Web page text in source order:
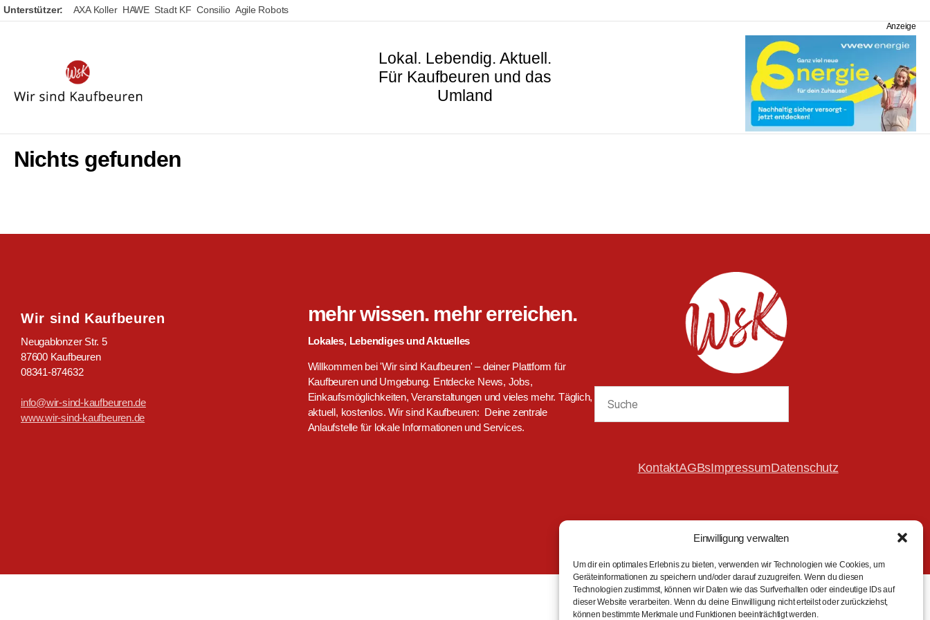
Einwilligung verwalten
Um dir ein optimales Erlebnis zu bieten, verwenden wir Technologien wie Cookies, um
Geräteinformationen zu speichern und/oder darauf zuzugreifen. Wenn du diesen
Technologien zustimmst, können wir Daten wie das Surfverhalten oder eindeutige IDs auf
dieser Website verarbeiten. Wenn du deine Einwilligung nicht erteilst oder zurückziehst,
können bestimmte Merkmale und Funktionen beeinträchtigt werden.
Unterstützer: AXA Koller HAWE Stadt KF Consilio Agile Robots
Lokal. Lebendig. Aktuell.
Für Kaufbeuren und das
Umland
Nichts gefunden
Wir sind Kaufbeuren
Neugablonzer Str. 5
87600 Kaufbeuren
08341-874632
info@wir-sind-kaufbeuren.de
www.wir-sind-kaufbeuren.de
mehr wissen. mehr erreichen.
Lokales, Lebendiges und Aktuelles
Willkommen bei 'Wir sind Kaufbeuren' – deiner Plattform für
Kaufbeuren und Umgebung. Entdecke News, Jobs,
Einkaufsmöglichkeiten, Veranstaltungen und vieles mehr. Täglich,
aktuell, kostenlos. Wir sind Kaufbeuren: Deine zentrale
Anlaufstelle für lokale Informationen und Services.
KontaktAGBsImpressumDatenschutz